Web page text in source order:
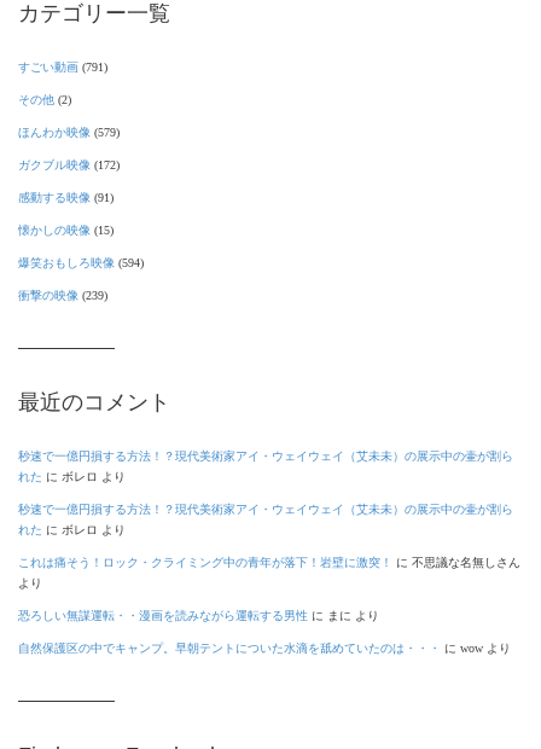
カテゴリー一覧
すごい動画 (791)
その他 (2)
ほんわか映像 (579)
ガクブル映像 (172)
感動する映像 (91)
懐かしの映像 (15)
爆笑おもしろ映像 (594)
衝撃の映像 (239)
最近のコメント
秒速で一億円損する方法！？現代美術家アイ・ウェイウェイ（艾未未）の展示中の壷が割ら
れた に ボレロ より
秒速で一億円損する方法！？現代美術家アイ・ウェイウェイ（艾未未）の展示中の壷が割ら
れた に ボレロ より
これは痛そう！ロック・クライミング中の青年が落下！岩壁に激突！ に 不思議な名無しさん
より
恐ろしい無謀運転・・漫画を読みながら運転する男性 に まに より
自然保護区の中でキャンプ。早朝テントについた水滴を舐めていたのは・・・ に wow より